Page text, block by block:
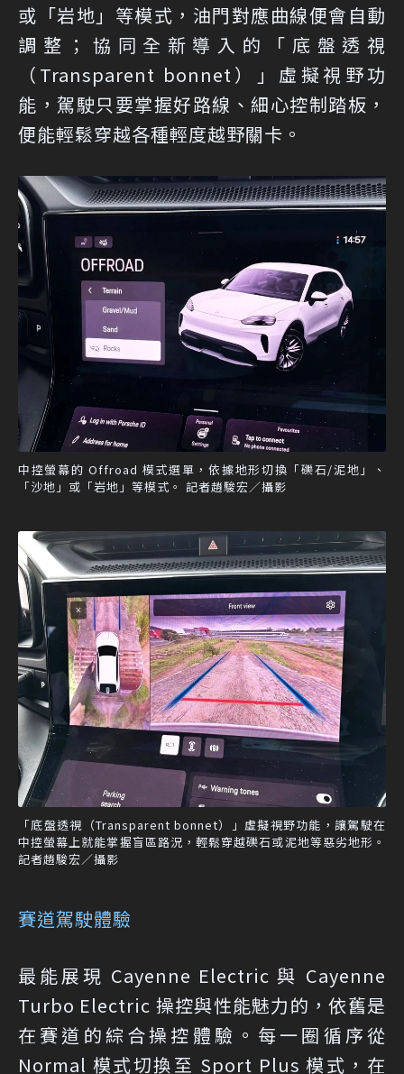
或「岩地」等模式，油門對應曲線便會自動
調整；協同全新導入的「底盤透視
（Transparent bonnet）」虛擬視野功
能，駕駛只要掌握好路線、細心控制踏板，
便能輕鬆穿越各種輕度越野關卡。
中控螢幕的 Offroad 模式選單，依據地形切換「礫石/泥地」、
「沙地」或「岩地」等模式。 記者趙駿宏／攝影
「底盤透視（Transparent bonnet）」虛擬視野功能，讓駕駛在
中控螢幕上就能掌握盲區路況，輕鬆穿越礫石或泥地等惡劣地形。
記者趙駿宏／攝影
賽道駕駛體驗
最能展現 Cayenne Electric 與 Cayenne
Turbo Electric 操控與性能魅力的，依舊是
在賽道的綜合操控體驗。每一圈循序從
Normal 模式切換至 Sport Plus 模式，在